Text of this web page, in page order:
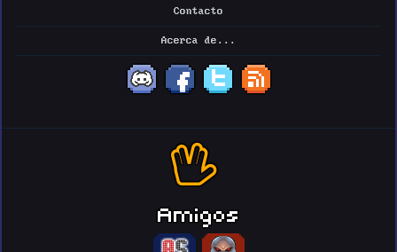
Contacto
Acerca de...
Amigos